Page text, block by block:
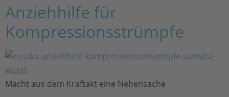
Anziehhilfe für
Kompressionsstrümpfe
Macht aus dem Kraftakt eine Nebensache